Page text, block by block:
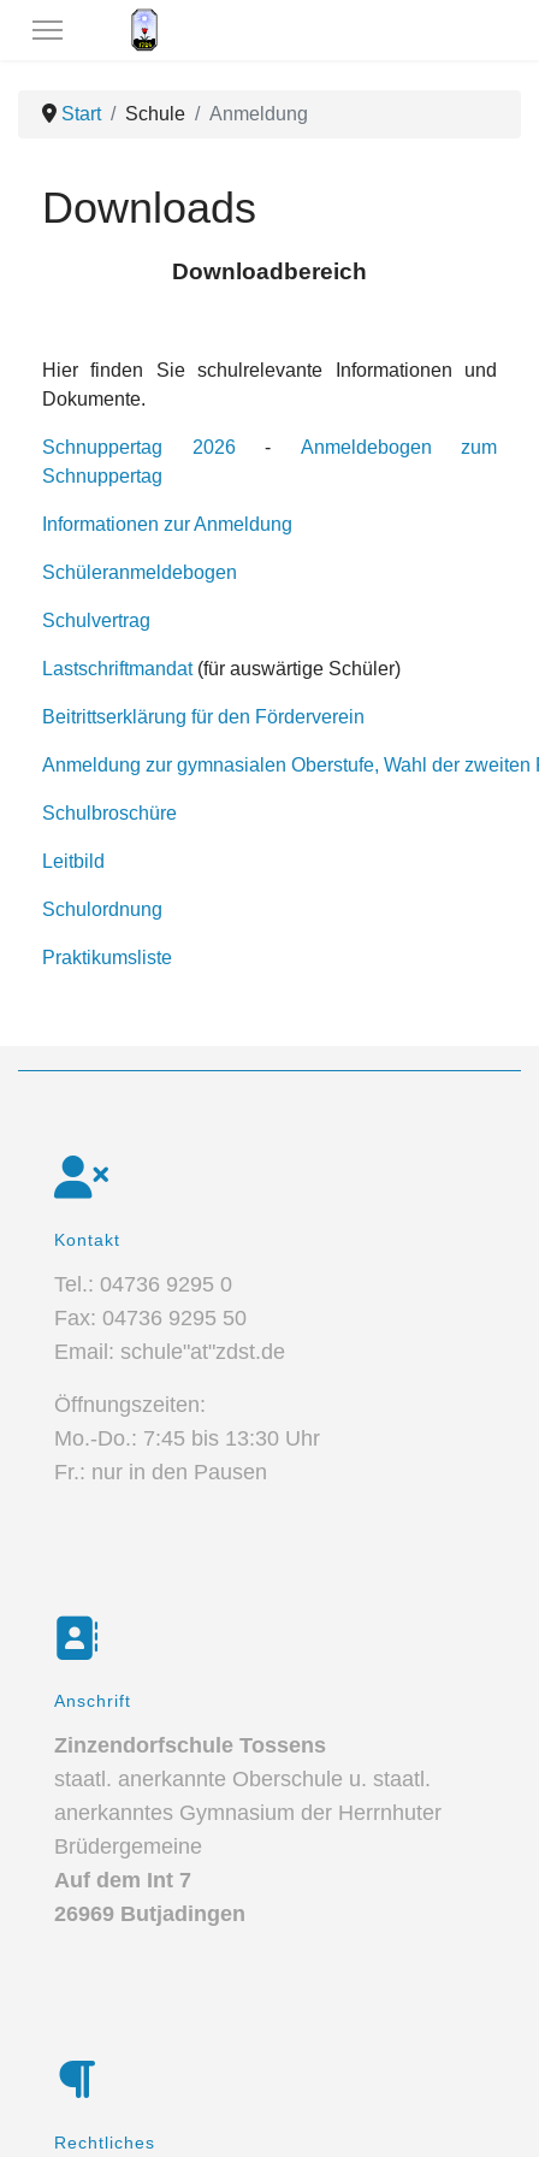
Start Schule Anmeldung
Downloads
Downloadbereich
Hier finden Sie schulrelevante Informationen und
Dokumente.
Schnuppertag 2026- Anmeldebogen zum
Schnuppertag
Informationen zur Anmeldung
Schüleranmeldebogen
Schulvertrag
Lastschriftmandat(für auswärtige Schüler)
Beitrittserklärung für den Förderverein
Anmeldung zur gymnasialen Oberstufe, Wahl der zweiten
Schulbroschüre
Leitbild
Schulordnung
Praktikumsliste
Kontakt
Tel.: 04736 9295 0
Fax: 04736 9295 50
Email: schule"at"zdst.de
Öffnungszeiten:
Mo.-Do.: 7:45 bis 13:30 Uhr
Fr.: nur in den Pausen
Anschrift
Zinzendorfschule Tossens
staatl. anerkannte Oberschule u. staatl.
anerkanntes Gymnasium der Herrnhuter
Brüdergemeine
Auf dem Int 7
26969 Butjadingen
Rechtliches